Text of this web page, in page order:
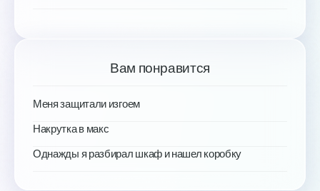
Вам понравится
Меня защитали изгоем
Накрутка в макс
Однажды я разбирал шкаф и нашел коробку